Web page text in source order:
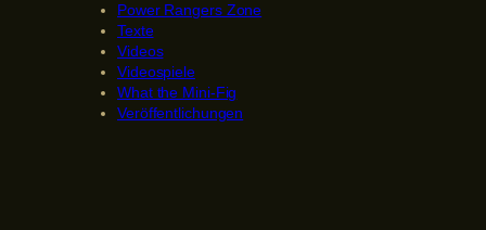
Power Rangers Zone
Texte
Videos
Videospiele
What the Mini-Fig
Veröffentlichungen